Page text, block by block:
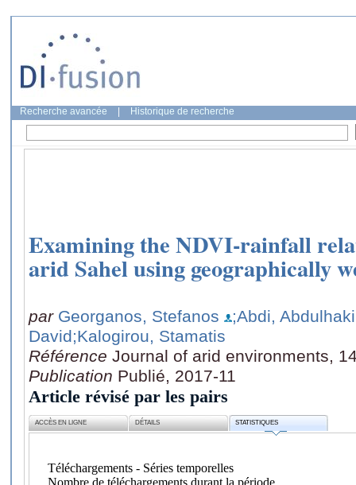
Recherche avancée Historique de recherche
Examining the NDVI-rainfall
arid Sahel using geographically
par Georganos, Stefanos
;Abdi,
David;Kalogirou, Stamatis
Référence Journal of arid environments,
Publication Publié, 2017-11
Article révisé par les pairs
ACCÈS EN LIGNE DÉTAILS STATISTIQUES